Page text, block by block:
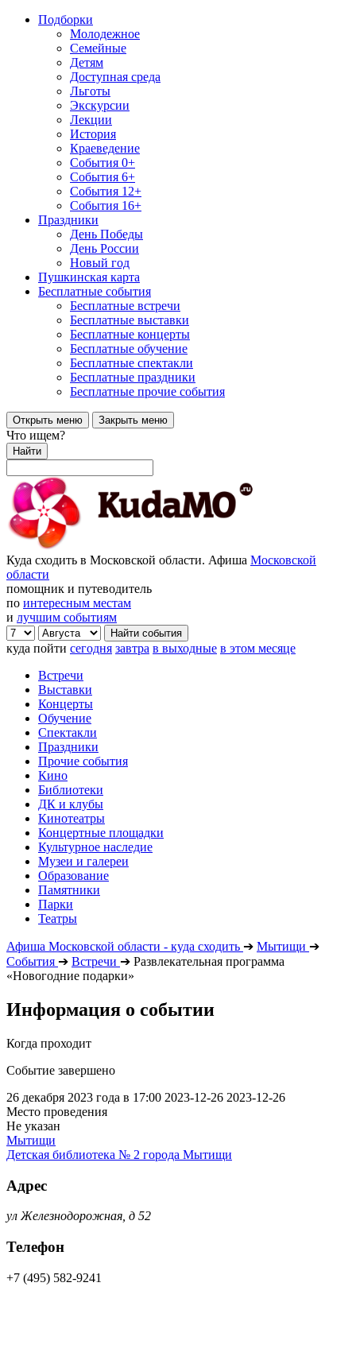
Подборки
Молодежное
Семейные
Детям
Доступная среда
Льготы
Экскурсии
Лекции
История
Краеведение
События 0+
События 6+
События 12+
События 16+
Праздники
День Победы
День России
Новый год
Пушкинская карта
Бесплатные события
Бесплатные встречи
Бесплатные выставки
Бесплатные концерты
Бесплатные обучение
Бесплатные спектакли
Бесплатные праздники
Бесплатные прочие события
Открыть меню Закрыть меню
Что ищем?
Найти
Куда сходить в Московской области. Афиша Московской
области
помощник и путеводитель
по интересным местам
и лучшим событиям
куда пойти сегодня завтра в выходные в этом месяце
Встречи
Выставки
Концерты
Обучение
Спектакли
Праздники
Прочие события
Кино
Библиотеки
ДК и клубы
Кинотеатры
Концертные площадки
Культурное наследие
Музеи и галереи
Образование
Памятники
Парки
Театры
Афиша Московской области - куда сходить ➔ Мытищи ➔
События ➔ Встречи ➔ Развлекательная программа
«Новогодние подарки»
Информация о событии
Когда проходит
Событие завершено
26 декабря 2023 года в 17:00 2023-12-26 2023-12-26
Место проведения
Не указан
Мытищи
Детская библиотека № 2 города Мытищи
Адрес
ул Железнодорожная, д 52
Телефон
+7 (495) 582-9241